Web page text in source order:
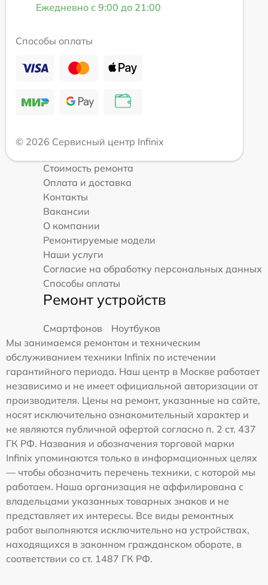
Ежедневно с 9:00 до 21:00
Способы оплаты
© 2026 Сервисный центр Infinix
Стоимость ремонта
Оплата и доставка
Контакты
Вакансии
О компании
Ремонтируемые модели
Наши услуги
Согласие на обработку персональных данных
Способы оплаты
Ремонт устройств
Смартфонов
Ноутбуков
Мы занимаемся ремонтом и техническим
обслуживанием техники Infinix по истечении
гарантийного периода. Наш центр в Москве работает
независимо и не имеет официальной авторизации от
производителя. Цены на ремонт, указанные на сайте,
носят исключительно ознакомительный характер и
не являются публичной офертой согласно п. 2 ст. 437
ГК РФ. Названия и обозначения торговой марки
Infinix упоминаются только в информационных целях
— чтобы обозначить перечень техники, с которой мы
работаем. Наша организация не аффилирована с
владельцами указанных товарных знаков и не
представляет их интересы. Все виды ремонтных
работ выполняются исключительно на устройствах,
находящихся в законном гражданском обороте, в
соответствии со ст. 1487 ГК РФ.